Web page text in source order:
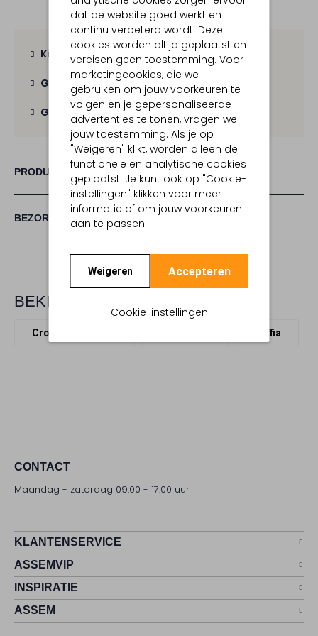
dat de website goed werkt en
continu verbeterd wordt. Deze
cookies worden altijd geplaatst en
vereisen geen toestemming. Voor
marketingcookies, die we
gebruiken om jouw voorkeuren te
volgen en je gepersonaliseerde
advertenties te tonen, vragen we
jouw toestemming. Als je op
"Weigeren" klikt, worden alleen de
functionele en analytische cookies
geplaatst. Je kunt ook op "Cookie-
instellingen" klikken voor meer
informatie of om jouw voorkeuren
aan te passen.
Weigeren Accepteren
Cookie-instellingen
Kies zelf je bezorgmoment
Gratis verzending vanaf € 100,-
Gratis retour binnen 30 dagen
PRODUCT INFORMATIE
BEZORGEN & RETOURNEREN
BEKIJK MEER
Crossbodytassen Raffia
CONTACT
Maandag - zaterdag 09:00 - 17:00 uur
KLANTENSERVICE
ASSEMVIP
INSPIRATIE
ASSEM